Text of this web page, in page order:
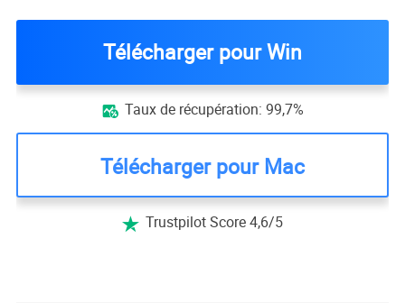
Télécharger pour Win
 Taux de récupération: 99,7%
Télécharger pour Mac
 Trustpilot Score 4,6/5